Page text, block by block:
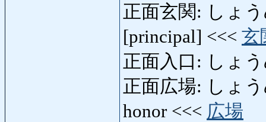
正面玄関: しょ
[principal] <<< 玄
正面入口: しょ
正面広場: しょ
honor <<< 広場